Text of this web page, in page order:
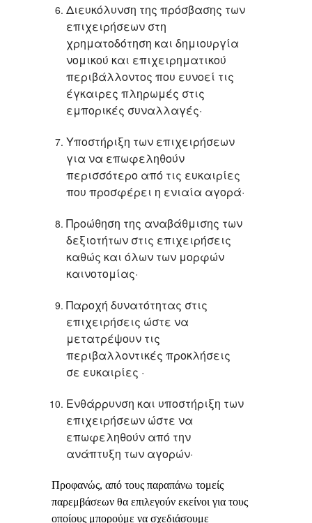
Διευκόλυνση της πρόσβασης των
επιχειρήσεων στη
χρηματοδότηση και δημιουργία
νομικού και επιχειρηματικού
περιβάλλοντος που ευνοεί τις
έγκαιρες πληρωμές στις
εμπορικές συναλλαγές·
Υποστήριξη των επιχειρήσεων
για να επωφεληθούν
περισσότερο από τις ευκαιρίες
που προσφέρει η ενιαία αγορά·
Προώθηση της αναβάθμισης των
δεξιοτήτων στις επιχειρήσεις
καθώς και όλων των μορφών
καινοτομίας·
Παροχή δυνατότητας στις
επιχειρήσεις ώστε να
μετατρέψουν τις
περιβαλλοντικές προκλήσεις
σε ευκαιρίες ·
Ενθάρρυνση και υποστήριξη των
επιχειρήσεων ώστε να
επωφεληθούν από την
ανάπτυξη των αγορών·
Προφανώς, από τους παραπάνω τομείς
παρεμβάσεων θα επιλεγούν εκείνοι για τους
οποίους μπορούμε να σχεδιάσουμε